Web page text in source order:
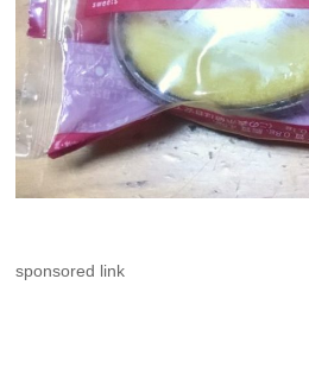
sponsored link